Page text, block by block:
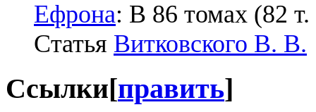
Ефрона: В 86 томах (82
Статья Витковского В. В.
Ссылки[править]